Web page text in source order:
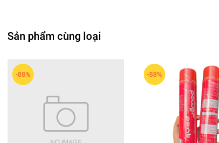
Phấn phủ GUCCI Poudre de Beauté 10g là lựa chọn hoàn
Sản phẩm cùng loại
-88% -88%